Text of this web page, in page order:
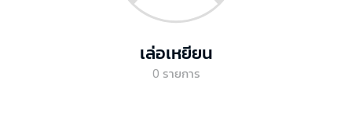
เล่อเหยียน
0 รายการ